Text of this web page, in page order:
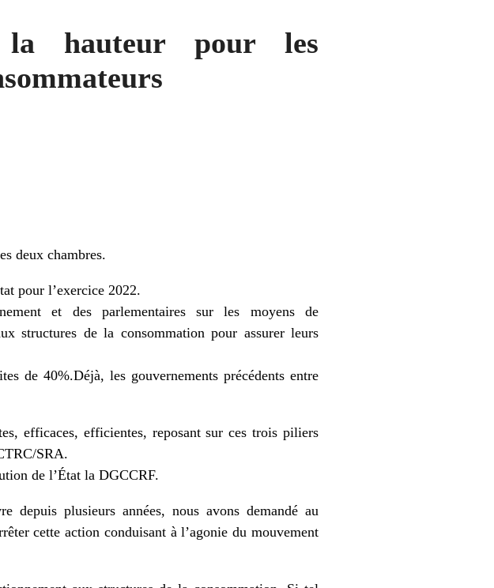
la hauteur pour les
deux chambres.
pour l’exercice 2022.
et des parlementaires sur les moyens de
structures de la consommation pour assurer leurs
de 40%.Déjà, les gouvernements précédents entre
efficaces, efficientes, reposant sur ces trois piliers
SRA.
de l’État la DGCCRF.
depuis plusieurs années, nous avons demandé au
cette action conduisant à l’agonie du mouvement